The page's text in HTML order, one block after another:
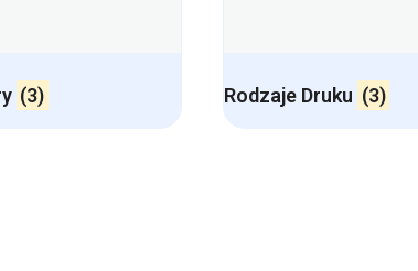
(3) Rodzaje Druku (3)